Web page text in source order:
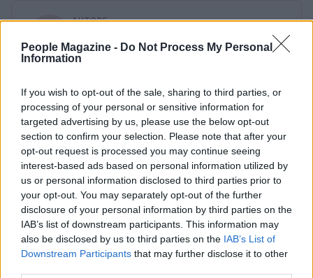
People Magazine - Do Not Process My Personal
Information
If you wish to opt-out of the sale, sharing to third parties, or
processing of your personal or sensitive information for
targeted advertising by us, please use the below opt-out
section to confirm your selection. Please note that after your
opt-out request is processed you may continue seeing
interest-based ads based on personal information utilized by
us or personal information disclosed to third parties prior to
your opt-out. You may separately opt-out of the further
disclosure of your personal information by third parties on the
IAB’s list of downstream participants. This information may
also be disclosed by us to third parties on the IAB’s List of
Downstream Participants that may further disclose it to other
AUTORE